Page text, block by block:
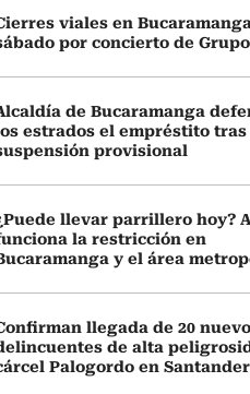
viales en
por concierto de
de Bucaramanga
estrados el empréstito tras
provisional
llevar parrillero hoy?
la restricción en
y el área
llegada de 20
de alta
Palogordo en Santander